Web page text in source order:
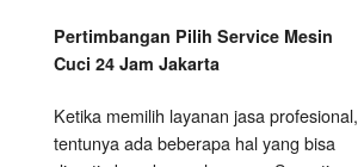
Pertimbangan Pilih Service Mesin
Cuci 24 Jam Jakarta
Ketika memilih layanan jasa profesional,
tentunya ada beberapa hal yang bisa